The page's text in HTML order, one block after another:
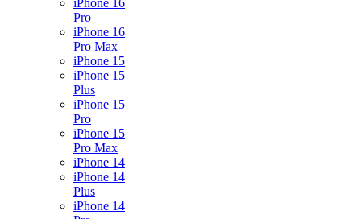
iPhone 16
Pro
iPhone 16
Pro Max
iPhone 15
iPhone 15
Plus
iPhone 15
Pro
iPhone 15
Pro Max
iPhone 14
iPhone 14
Plus
iPhone 14